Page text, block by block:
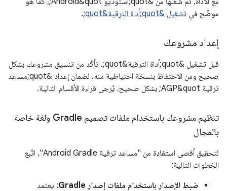
موضّح في تشغيل &quot;أداة الترقية&quot; .
إعداد مشروعك
قبل تشغيل &quot;أداة الترقية&quot;، تأكَّد من تنسيق مشروعك بشكل
صحيح ومن الاحتفاظ بنسخة احتياطية منه. لضمان إعداد &quot;مساعِد
ترقية AGP&quot; بشكل صحيح، يُرجى قراءة الأقسام التالية.
تنظيم مشروعك باستخدام ملفات تصميم Gradle ولغة خاصة
بالمجال
لتحقيق أقصى استفادة من "مساعِد ترقية Android Gradle"، اتّبِع
الخطوات التالية:
ضبط الإصدار باستخدام ملفات إصدار Gradle
: يعتمد